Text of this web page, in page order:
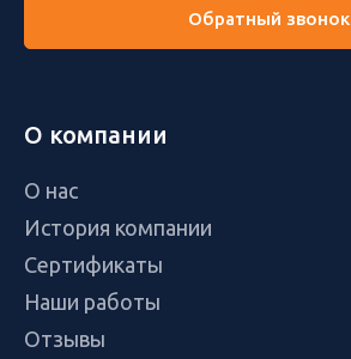
Обратный звонок
О компании
О нас
История компании
Сертификаты
Наши работы
Отзывы